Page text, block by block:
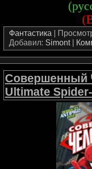
Фантастика |
Добавил: Simont|
Совершенный
Ultimate